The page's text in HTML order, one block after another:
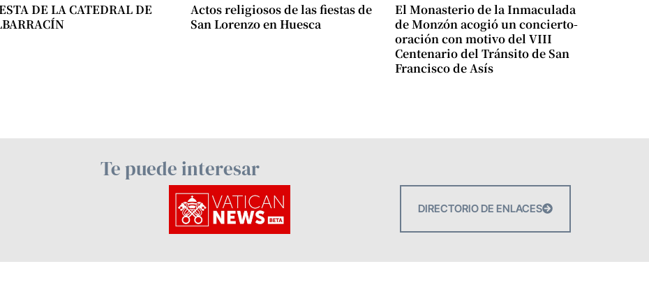
DE LA CATEDRAL DE
Actos religiosos de las fiestas de
San Lorenzo en Huesca
El Monasterio de la Inmaculada
de Monzón acogió un concierto-
oración con motivo del VIII
Centenario del Tránsito de San
Francisco de Asís
Te puede interesar
DIRECTORIO DE ENLACES